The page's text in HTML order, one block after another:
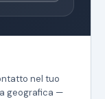
nel tuo
geografica —